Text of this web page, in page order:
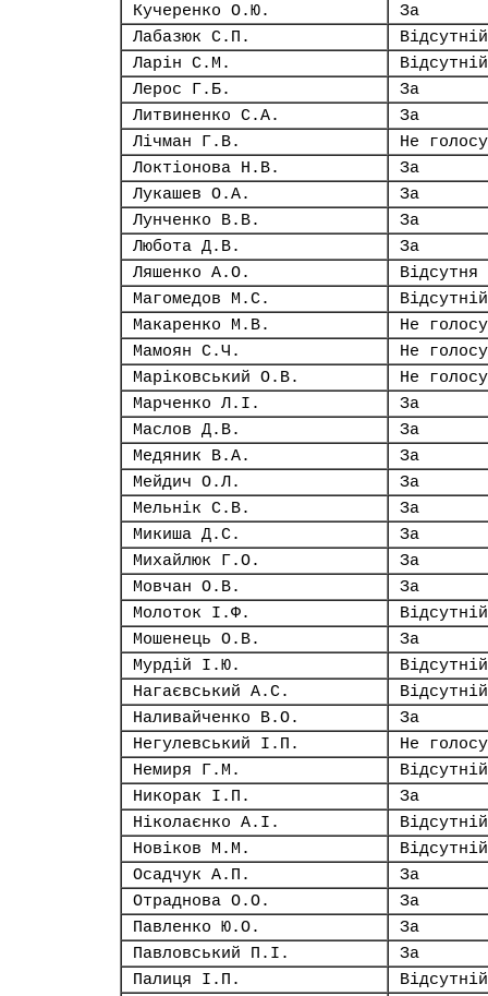
Кучеренко О.Ю.
За
Лабазюк С.П.
Відсутній
Ларін С.М.
Відсутній
Лерос Г.Б.
За
Литвиненко С.А.
За
Лічман Г.В.
Не
Локтіонова Н.В.
За
Лукашев О.А.
За
Лунченко В.В.
За
Любота Д.В.
За
Ляшенко А.О.
Відсутня
Магомедов М.С.
Відсутній
Макаренко М.В.
Не
Мамоян С.Ч.
Не
Маріковський О.В.
Не
Марченко Л.І.
За
Маслов Д.В.
За
Медяник В.А.
За
Мейдич О.Л.
За
Мельнік С.В.
За
Микиша Д.С.
За
Михайлюк Г.О.
За
Мовчан О.В.
За
Молоток І.Ф.
Відсутній
Мошенець О.В.
За
Мурдій І.Ю.
Відсутній
Нагаєвський А.С.
Відсутній
Наливайченко В.О.
За
Негулевський І.П.
Не
Немиря Г.М.
Відсутній
Никорак І.П.
За
Ніколаєнко А.І.
Відсутній
Новіков М.М.
Відсутній
Осадчук А.П.
За
Отраднова О.О.
За
Павленко Ю.О.
За
Павловський П.І.
За
Палиця І.П.
Відсутній